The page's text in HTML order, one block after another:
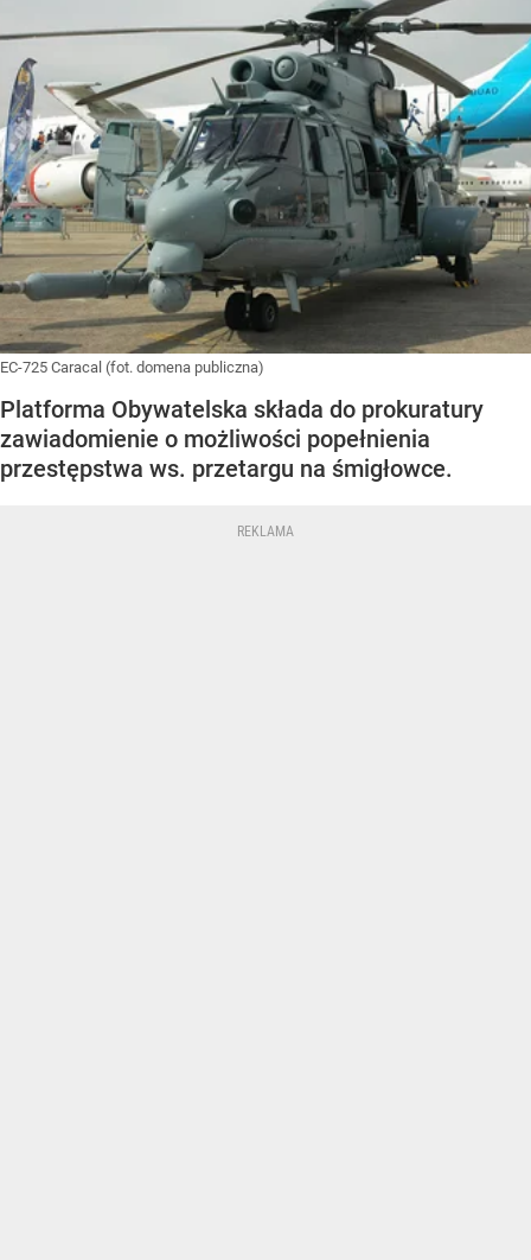
EC-725 Caracal (fot. domena publiczna)
Platforma Obywatelska składa do prokuratury
zawiadomienie o możliwości popełnienia
przestępstwa ws. przetargu na śmigłowce.